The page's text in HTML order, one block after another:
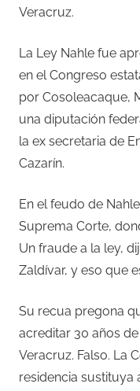
Veracruz.
La Ley Nahle fue
en el Congreso
por Cosoleacaque,
una diputación
la ex secretaria de
Cazarín.
En el feudo de
Suprema Corte,
Un fraude a la ley,
Zaldívar, y eso que
Su recua pregona
acreditar 30 años
Veracruz. Falso. La
residencia sustituya